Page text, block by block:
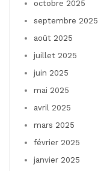
octobre 2025
septembre 2025
août 2025
juillet 2025
juin 2025
mai 2025
avril 2025
mars 2025
février 2025
janvier 2025